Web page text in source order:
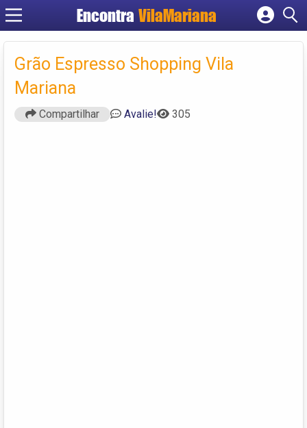
EncontraVilaMariana
Cadastrar empresa
Criar conta
Grão Espresso Shopping Vila
Mariana
Compartilhar Avalie! 305